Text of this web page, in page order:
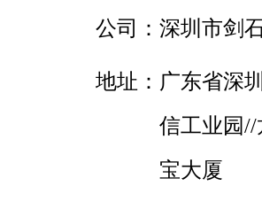
公司： 深圳市剑
地址： 广东省深
信工业园
宝大厦